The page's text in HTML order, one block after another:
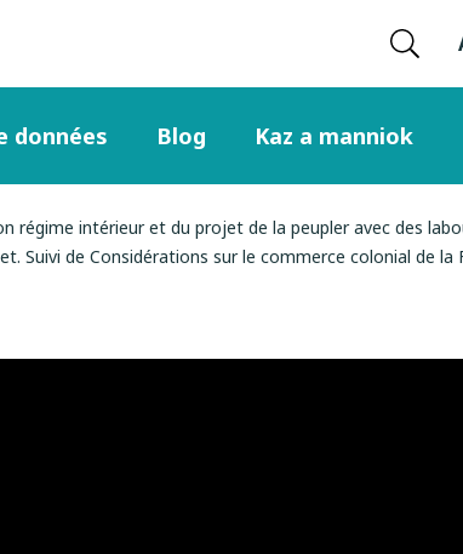
Ouvrir
données Blog Kaz a manniok
régime intérieur et du projet de la peupler avec des
Suivi de Considérations sur le commerce colonial de la